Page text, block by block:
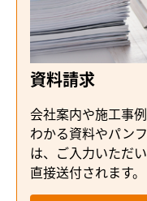
資料請求
会社案内や施工事
わかる資料やパン
は、ご入力いただ
直接送付されます。